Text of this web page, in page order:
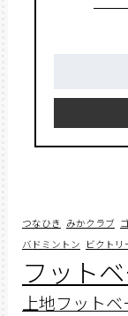
つなひき みかクラブ
バドミントン ビクトリ
フット
上地フット